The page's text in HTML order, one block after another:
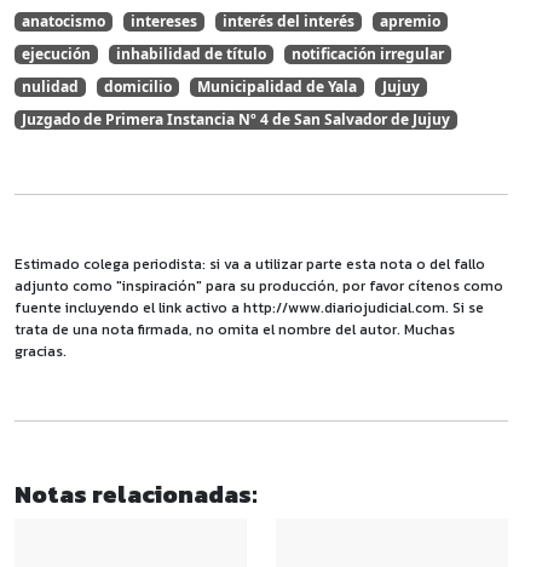
anatocismo intereses interés del interés
apremio
ejecución
inhabilidad de título
notificación irregular
nulidad
domicilio Municipalidad de Yala
Jujuy
Juzgado de Primera Instancia Nº 4 de San Salvador de Jujuy
Estimado colega periodista: si va a utilizar parte esta nota o del fallo
adjunto como "inspiración" para su producción, por favor cítenos como
fuente incluyendo el link activo a http://www.diariojudicial.com. Si se
trata de una nota firmada, no omita el nombre del autor. Muchas
gracias.
Notas relacionadas: